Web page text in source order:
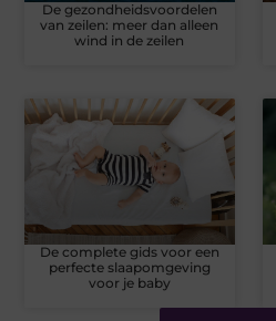
De gezondheidsvoordelen
van zeilen: meer dan alleen
wind in de zeilen
De complete gids voor een
perfecte slaapomgeving
voor je baby